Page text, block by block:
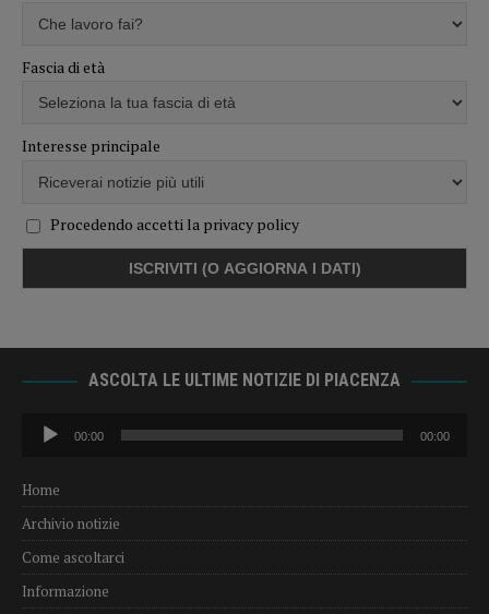
Fascia di età
Interesse principale
Procedendo accetti la privacy policy
ASCOLTA LE ULTIME NOTIZIE DI PIACENZA
Audio
Player
00:00 00:00
Home
Archivio notizie
Come ascoltarci
Informazione